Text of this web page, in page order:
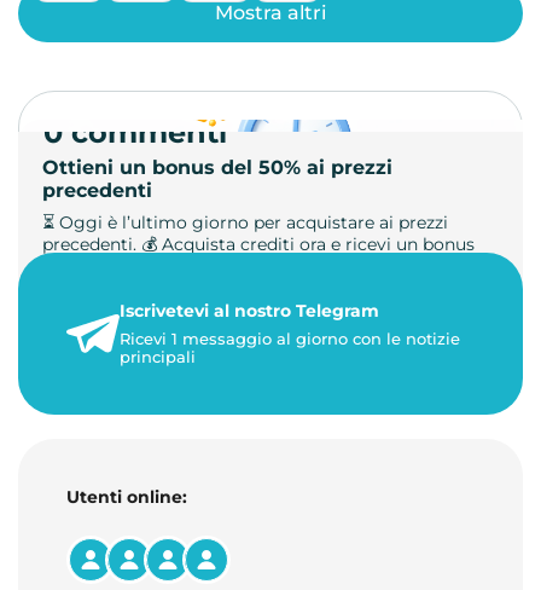
Ottieni un bonus del 50% ai prezzi
precedenti
⏳ Oggi è l’ultimo giorno per acquistare ai prezzi
precedenti. 💰 Acquista crediti ora e ricevi un bonus
23 maggio 2026
1 minuto di lettura
Mostra altri
0 commenti
Iscrivetevi al nostro Telegram
Ricevi 1 messaggio al giorno con le notizie
principali
Utenti online: